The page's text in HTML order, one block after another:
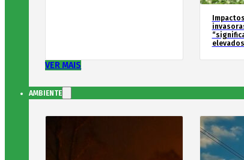
VER MAIS
AMBIENTE